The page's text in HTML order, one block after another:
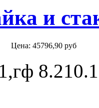
и
Цена: 45796,90 руб